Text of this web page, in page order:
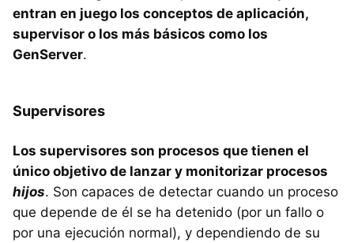
entran en juego los conceptos de aplicación,
supervisor o los más básicos como los
GenServer.
Supervisores
Los supervisores son procesos que tienen el
único objetivo de lanzar y monitorizar procesos
hijos. Son capaces de detectar cuando un proceso
que depende de él se ha detenido (por un fallo o
por una ejecución normal), y dependiendo de su